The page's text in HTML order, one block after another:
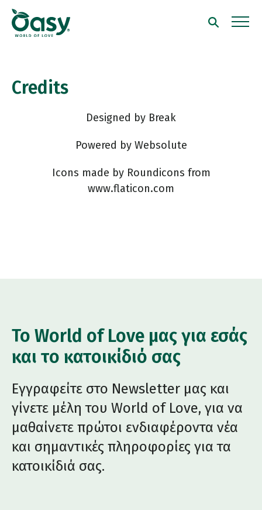
Credits
Designed by Break
Powered by Websolute
Icons made by Roundicons from
www.flaticon.com
Το World of Love μας για εσάς
και το κατοικίδιό σας
Εγγραφείτε στο Newsletter μας και
γίνετε μέλη του World of Love, για να
μαθαίνετε πρώτοι ενδιαφέροντα νέα
και σημαντικές πληροφορίες για τα
κατοικίδιά σας.